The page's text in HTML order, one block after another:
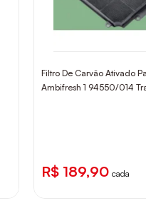
Filtro De Carvão Ativado
Ambifresh 1 94550/014
R$ 189,90 cada